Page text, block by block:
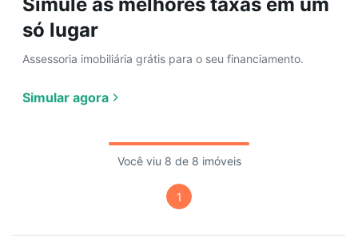
só lugar
Assessoria imobiliária grátis para o seu financiamento.
Simular agora
Você viu 8 de 8 imóveis
1